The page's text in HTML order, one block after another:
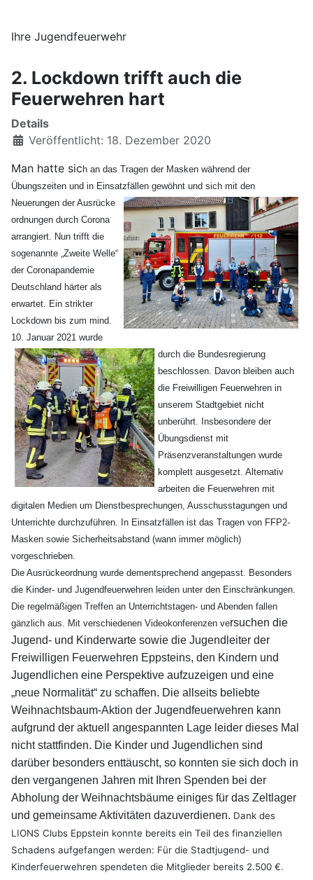
Ihre Jugendfeuerwehr
2. Lockdown trifft auch die
Feuerwehren hart
Details
Veröffentlicht: 18. Dezember 2020
Man hatte sic h an das Tragen der Masken während der
Übungszeiten und in Einsatzfällen gewöhnt und sich mit den
Neuerungen der Ausrücke
ordnungen durch Corona
arrangiert. Nun trifft die
sogenannte „Zweite Welle“
der Coronapandemie
Deutschland härter als
erwartet. Ein strikter
Lockdown bis zum mind.
10. Januar 2021 wurde
durch die Bundesregierung
beschlossen. Davon bleiben auch
die Freiwilligen Feuerwehren in
unserem Stadtgebiet nicht
unberührt. Insbesondere der
Übungsdienst mit
Präsenzveranstaltungen wurde
komplett ausgesetzt. Alternativ
arbeiten die Feuerwehren mit
digitalen Medien um Dienstbesprechungen, Ausschusstagungen und
Unterrichte durchzuführen. In Einsatzfällen ist das Tragen von FFP2-
Masken sowie Sicherheitsabstand (wann immer möglich)
vorgeschrieben.
Die Ausrückeordnung wurde dementsprechend angepasst. Besonders
die Kinder- und Jugendfeuerwehren leiden unter den Einschränkungen.
Die regelmäßigen Treffen an Unterrichtstagen- und Abenden fallen
gänzlich aus. Mit verschiedenen Videokonferenzen versuchen die
Jugend- und Kinderwarte sowie die Jugendleiter der
Freiwilligen Feuerwehren Eppsteins, den Kindern und
Jugendlichen eine Perspektive aufzuzeigen und eine
„neue Normal ität“ zu schaffen. Die allseits beliebte
Weihnachtsbaum-Aktion der Jugendfeuerwehren kann
aufgrund der aktuell angespannten Lage leider dieses Mal
nicht stattfinden. Die Kinder und Jugendlichen sind
darüber besonders enttäuscht, so konnten sie sich doch in
den vergangenen Jahren mit Ihren Spenden bei der
Abholung der Weihnachtsbäume einiges für das Zeltlager
und gemeinsame Aktivitäten dazuverdienen. Dank des
LIONS Clubs Eppstein konnte bereits ein Teil des finanziellen
Schadens aufgefangen werden: Für die Stadtjugend- und
Kinderfeuerwehren spendeten die Mitglieder bereits 2.500 €.